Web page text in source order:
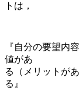
トは，
『自分の要望内
値があ
る（メリットが
る』